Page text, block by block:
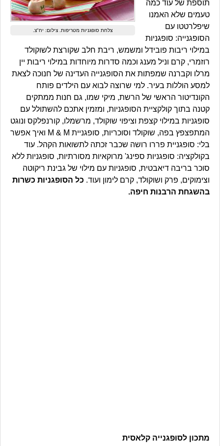
צלחת סופגניות מטריפות. צילום: יח"צ.
תוספת של עוד כמה
טעמים שלא האמנו
שיפלרטטו עם
הסופגנייה: סופגניות
במילוי ריבות פובידל ומשמש, ריבת חלב שקורצת לשוקולד
רוזמרי, קרם וניל מענג וכמה סדרות מיוחדות במילוי ריבות יין
מרלו וקברנה שמפתות את הסופגנייה העדינה של חנוכה לצאת
למסע הוללות בעיר. למי שרוצה לבוא עם הילדים פותח
הקונדיטור הראשי של הרשת, מיקי שמו, גם חנות ממתקים
קטנה בתוך קולקציית הסופגניות, ומזמין אתכם להשתולל עם
סופגניות במילוי קצפת וציפוי שוקולד, מרשמלו, קורנפלקס ונוגט
המתפצפץ בפה, שוקולד וסוכריות, סופגניית M & M ואיך אפשר
בלי: סופגניית פררו רושה שכבר זכתה לתשואות הקהל. עוד
בקולקציה: סופגניות ספינג' מרוקאיות מסורתיות, סופגניות ללא
סוכר בריבה דיאבטית, סופגניות עם מילוי של גבינת ריקוטה
וצימוקים, פרק ושוקולד, קרם לימון ועוד. כל הסופגניות כשרות
בהשגחת הרבנות חיפה.
מתכון לסופגנייה קלאסית